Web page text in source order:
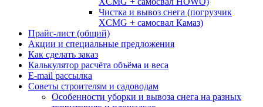
Чистка и вывоз снега (погрузчик
XCMG + самосвал Камаз)
Прайс-лист (общий)
Акции и специальные предложения
Как сделать заказ
Калькулятор расчёта объёма и веса
E-mail рассылка
Советы строителям и садоводам
Особенности уборки и вывоза снега на разных